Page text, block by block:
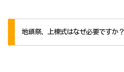
地鎮祭、上棟式はなぜ必要ですか？